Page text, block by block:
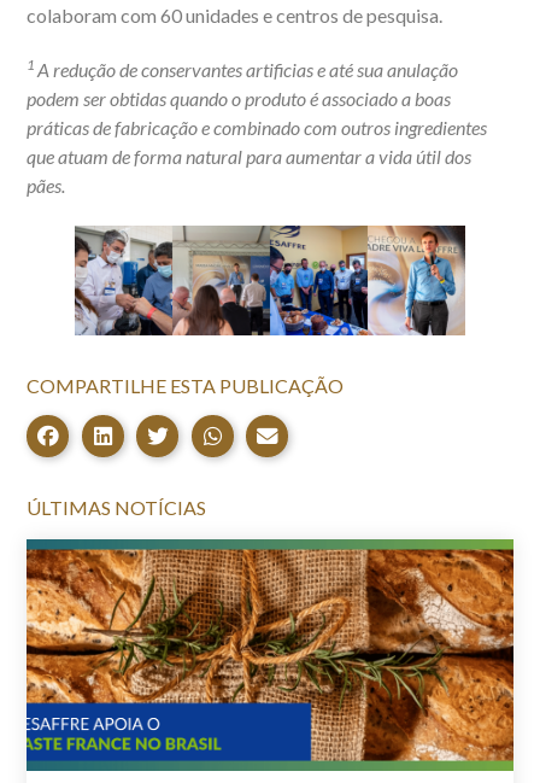
colaboram com 60 unidades e centros de pesquisa.
1 A redução de conservantes artificias e até sua anulação
podem ser obtidas quando o produto é associado a boas
práticas de fabricação e combinado com outros ingredientes
que atuam de forma natural para aumentar a vida útil dos
pães.
COMPARTILHE ESTA PUBLICAÇÃO
ÚLTIMAS NOTÍCIAS